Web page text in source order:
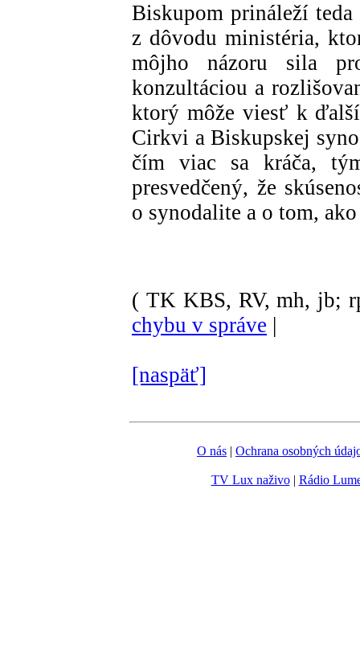
Biskupom prináleží
z dôvodu ministéria,
môjho názoru sila
konzultáciou a
ktorý môže viesť k
Cirkvi a Biskupskej
čím viac sa kráča,
presvedčený, že
o synodalite a o tom,
( TK KBS, RV, mh, jb;
chybu v správe |
[naspäť]
O nás | Ochrana osobných
TV Lux naživo| Rádio